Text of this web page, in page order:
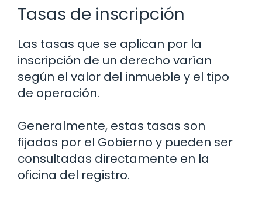
Tasas de inscripción
Las tasas que se aplican por la
inscripción de un derecho varían
según el valor del inmueble y el tipo
de operación.
Generalmente, estas tasas son
fijadas por el Gobierno y pueden ser
consultadas directamente en la
oficina del registro.